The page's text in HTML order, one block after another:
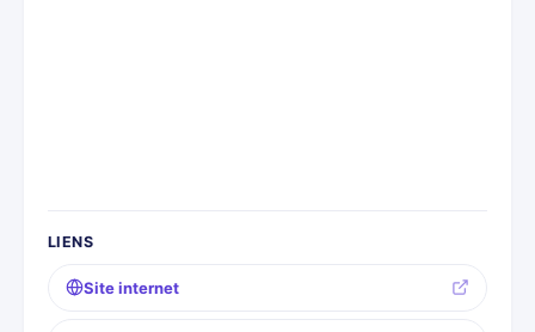
LIENS
Site internet